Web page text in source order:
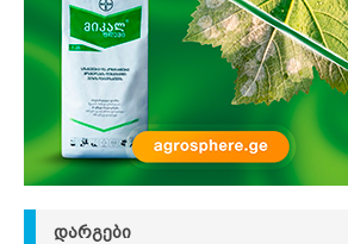
ᲓᲐᲠᲒᲔᲑᲘ